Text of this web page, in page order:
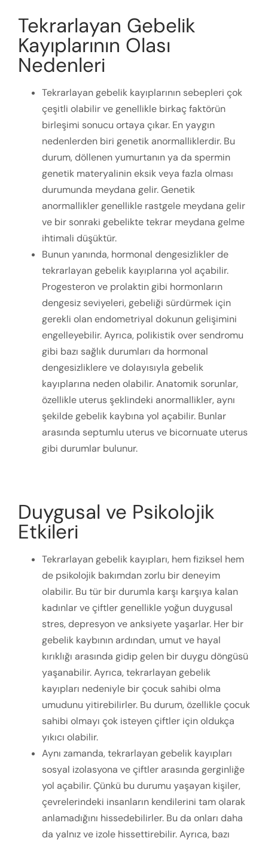
Tekrarlayan Gebelik
Kayıplarının Olası
Nedenleri
Tekrarlayan gebelik kayıplarının sebepleri çok
çeşitli olabilir ve genellikle birkaç faktörün
birleşimi sonucu ortaya çıkar. En yaygın
nedenlerden biri genetik anormalliklerdir. Bu
durum, döllenen yumurtanın ya da spermin
genetik materyalinin eksik veya fazla olması
durumunda meydana gelir. Genetik
anormallikler genellikle rastgele meydana gelir
ve bir sonraki gebelikte tekrar meydana gelme
ihtimali düşüktür.
Bunun yanında, hormonal dengesizlikler de
tekrarlayan gebelik kayıplarına yol açabilir.
Progesteron ve prolaktin gibi hormonların
dengesiz seviyeleri, gebeliği sürdürmek için
gerekli olan endometriyal dokunun gelişimini
engelleyebilir. Ayrıca, polikistik over sendromu
gibi bazı sağlık durumları da hormonal
dengesizliklere ve dolayısıyla gebelik
kayıplarına neden olabilir. Anatomik sorunlar,
özellikle uterus şeklindeki anormallikler, aynı
şekilde gebelik kaybına yol açabilir. Bunlar
arasında septumlu uterus ve bicornuate uterus
gibi durumlar bulunur.
Duygusal ve Psikolojik
Etkileri
Tekrarlayan gebelik kayıpları, hem fiziksel hem
de psikolojik bakımdan zorlu bir deneyim
olabilir. Bu tür bir durumla karşı karşıya kalan
kadınlar ve çiftler genellikle yoğun duygusal
stres, depresyon ve anksiyete yaşarlar. Her bir
gebelik kaybının ardından, umut ve hayal
kırıklığı arasında gidip gelen bir duygu döngüsü
yaşanabilir. Ayrıca, tekrarlayan gebelik
kayıpları nedeniyle bir çocuk sahibi olma
umudunu yitirebilirler. Bu durum, özellikle çocuk
sahibi olmayı çok isteyen çiftler için oldukça
yıkıcı olabilir.
Aynı zamanda, tekrarlayan gebelik kayıpları
sosyal izolasyona ve çiftler arasında gerginliğe
yol açabilir. Çünkü bu durumu yaşayan kişiler,
çevrelerindeki insanların kendilerini tam olarak
anlamadığını hissedebilirler. Bu da onları daha
da yalnız ve izole hissettirebilir. Ayrıca, bazı